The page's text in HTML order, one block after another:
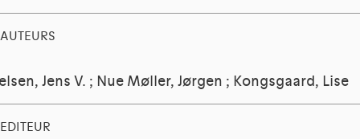
AUTEURS
Jens V. ; Nue Møller, Jørgen ; Kongsgaard, Lise
EDITEUR